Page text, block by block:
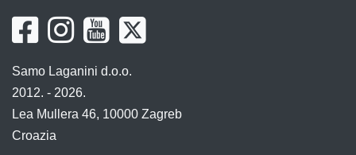
Samo Laganini d.o.o.
2012. - 2026.
Lea Mullera 46, 10000 Zagreb
Croazia